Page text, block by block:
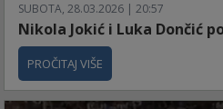
SUBOTA, 28.03.2026 | 20:57
Nikola Jokić i Luka Dončić
PROČITAJ VIŠE